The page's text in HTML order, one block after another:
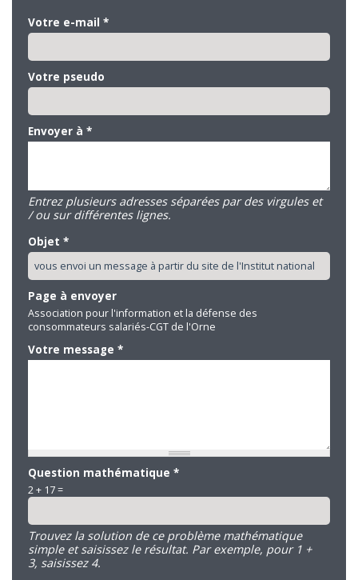
Votre e-mail *
Votre pseudo
Envoyer à *
Entrez plusieurs adresses séparées par des virgules et
/ ou sur différentes lignes.
Objet *
Page à envoyer
Association pour l'information et la défense des
consommateurs salariés-CGT de l'Orne
Votre message *
Question mathématique *
2 + 17 =
Trouvez la solution de ce problème mathématique
simple et saisissez le résultat. Par exemple, pour 1 +
3, saisissez 4.